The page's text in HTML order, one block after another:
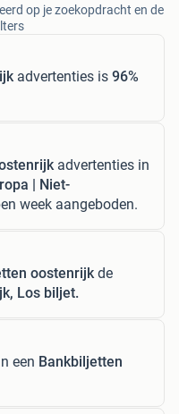
op je zoekopdracht en de
advertenties is 96%
advertenties in
| Niet-
week aangeboden.
oostenrijkde
Los biljet.
een Bankbiljetten